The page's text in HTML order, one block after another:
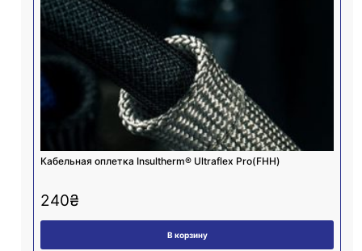
Кабельная оплетка Insultherm® Ultraflex Pro(FHH)
240₴
В корзину